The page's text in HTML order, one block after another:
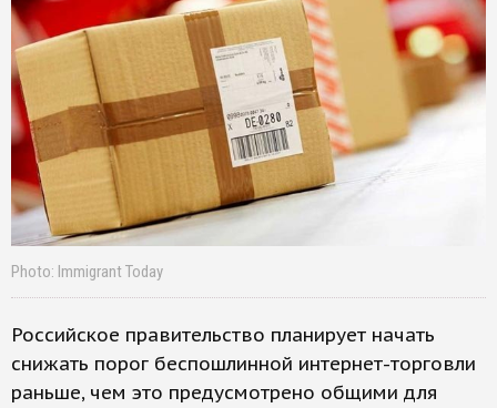
Photo: Immigrant Today
Российское правительство планирует начать
снижать порог беспошлинной интернет-торговли
раньше, чем это предусмотрено общими для